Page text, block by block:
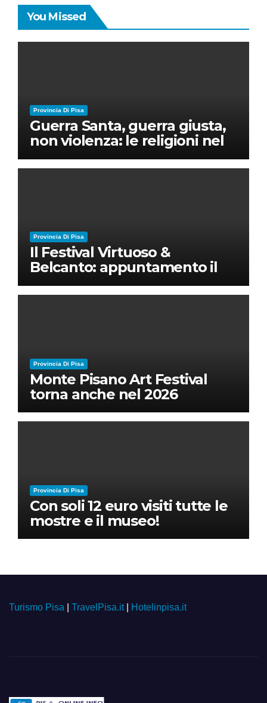
You Missed
Provincia Di Pisa
Guerra Santa, guerra giusta,
non violenza: le religioni nel
nuovo disordine mondiale
Provincia Di Pisa
Il Festival Virtuoso &
Belcanto: appuntamento il
28 luglio a Palazzo Blu con
Ruben Micieli
Provincia Di Pisa
Monte Pisano Art Festival
torna anche nel 2026
Provincia Di Pisa
Con soli 12 euro visiti tutte le
mostre e il museo!
Turismo Pisa TravelPisa.it| Hotelinpisa.it